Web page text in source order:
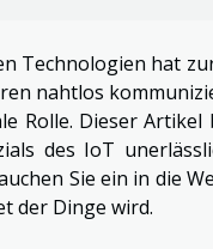
Technologien hat
nahtlos
Rolle. Dieser
des IoT
Sie ein in die
der Dinge wird.